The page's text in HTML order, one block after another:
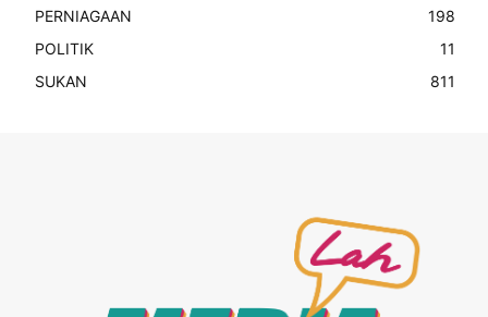
PERNIAGAAN
198
POLITIK
11
SUKAN
811